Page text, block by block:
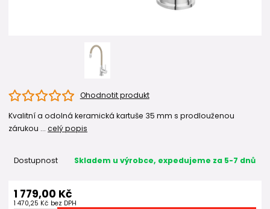
Ohodnotit produkt
Kvalitní a odolná keramická kartuše 35 mm s prodlouženou
zárukou ... celý popis
Dostupnost Skladem u výrobce, expedujeme za 5-7 dnů
1 779,00 Kč
1 470,25 Kč bez DPH